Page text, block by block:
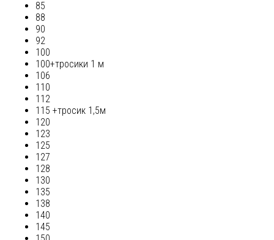
85
88
90
92
100
100+тросики 1 м
106
110
112
115 +тросик 1,5м
120
123
125
127
128
130
135
138
140
145